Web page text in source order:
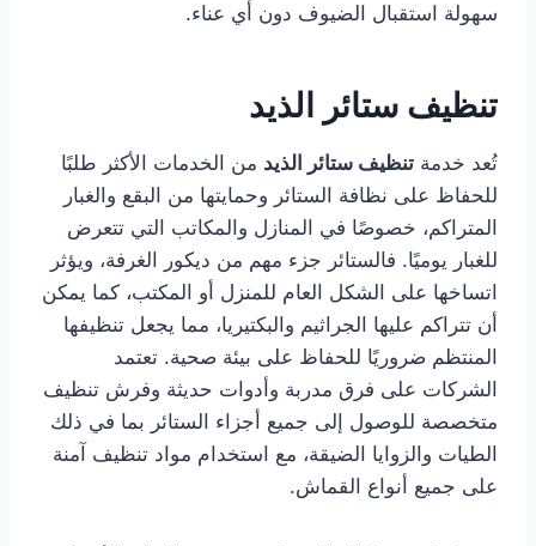
سهولة استقبال الضيوف دون أي عناء.
تنظيف ستائر الذيد
تُعد خدمة تنظيف ستائر الذيد من الخدمات الأكثر طلبًا
للحفاظ على نظافة الستائر وحمايتها من البقع والغبار
المتراكم، خصوصًا في المنازل والمكاتب التي تتعرض
للغبار يوميًا. فالستائر جزء مهم من ديكور الغرفة، ويؤثر
اتساخها على الشكل العام للمنزل أو المكتب، كما يمكن
أن تتراكم عليها الجراثيم والبكتيريا، مما يجعل تنظيفها
المنتظم ضروريًا للحفاظ على بيئة صحية. تعتمد
الشركات على فرق مدربة وأدوات حديثة وفرش تنظيف
متخصصة للوصول إلى جميع أجزاء الستائر بما في ذلك
الطيات والزوايا الضيقة، مع استخدام مواد تنظيف آمنة
على جميع أنواع القماش.